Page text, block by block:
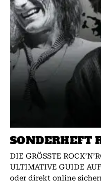
SONDERHEFT
DIE GRÖSSTE
ULTIMATIVE GUIDE
oder direkt online